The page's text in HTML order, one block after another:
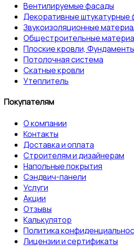
Вентилируемые фасады
Декоративные штукатурные
Звукоизоляционные
Общестроительные
Плоские кровли,
Потолочная система
Скатные кровли
Утеплитель
Покупателям
О компании
Контакты
Доставка и оплата
Строителям и дизайнерам
Напольные покрытия
Сэндвич-панели
Услуги
Акции
Отзывы
Калькулятор
Политика
Лицензии и сертификаты